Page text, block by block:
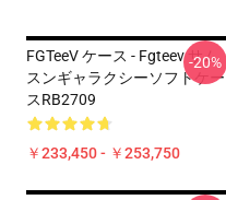
FGTeeV ケース - Fgteev サム
スンギャラクシーソフトケー
スRB2709
￥233,450 - ￥253,750
-20%